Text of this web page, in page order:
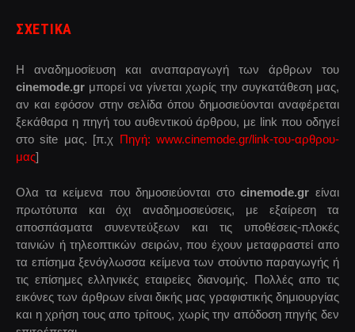
ΣΧΕΤΙΚΑ
Η αναδημοσίευση και αναπαραγωγή των άρθρων του
cinemode.gr μπορεί να γίνεται χωρίς την συγκατάθεση μας,
αν και εφόσον στην σελίδα όπου δημοσιεύονται αναφέρεται
ξεκάθαρα η πηγή του αυθεντικού άρθρου, με link που οδηγεί
στο site μας. [π.χ Πηγή: www.cinemode.gr/link-του-αρθρου-
μας]
Ολα τα κείμενα που δημοσιεύονται στοcinemode.gr είναι
πρωτότυπα και όχι αναδημοσιεύσεις, με εξαίρεση τα
αποσπάσματα συνεντεύξεων και τις υποθέσεις-πλοκές
ταινιών ή τηλεοπτικών σειρών, που έχουν μεταφραστεί απο
τα επίσημα ξενόγλωσσα κείμενα των στούντιο παραγωγής ή
τις επίσημες ελληνικές εταιρείες διανομής. Πολλές απο τις
εικόνες των άρθρων είναι δικής μας γραφιστικής δημιουργίας
και η χρήση τους απο τρίτους, χωρίς την απόδοση πηγής δεν